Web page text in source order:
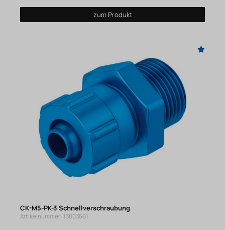
zum Produkt
CK-M5-PK-3 Schnellverschraubung
Artikelnummer: 13003561